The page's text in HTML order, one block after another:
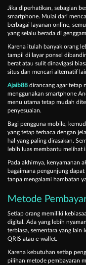
Jika diperhatikan, sebagian
smartphone. Mulai dari
berbagai layanan online,
yang selalu berada di
Karena itulah banyak orang
tampil di layar ponsel
berat atau sulit dinavigasi
situs dan mencari alternatif
Ajaib88 dirancang agar tetap
menggunakan smartphone
menu utama tetap mudah
penyesuaian.
Bagi pengguna mobile,
yang tetap terbaca dengan
hal yang paling dirasakan.
lebih luas membantu melihat
Pada akhirnya, kenyamanan
bagaimana pengunjung
tanpa mengalami hambatan
Metode
Setiap orang memiliki
digital. Ada yang lebih
terbiasa, sementara yang
QRIS atau e-wallet.
Karena kebutuhan setiap
pilihan metode pembayaran